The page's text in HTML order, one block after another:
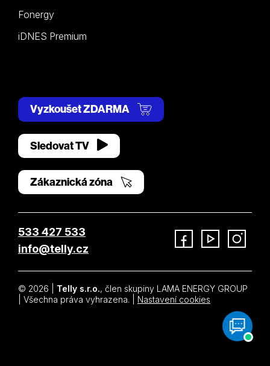
Fonergy
iDNES Premium
Vyzkoušet ZDARMA
Sledovat TV
Zákaznická zóna
533 427 533
info@telly.cz
© 2026 | Telly s.r.o., člen skupiny LAMA ENERGY GROUP
| Všechna práva vyhrazena. | Nastavení cookies